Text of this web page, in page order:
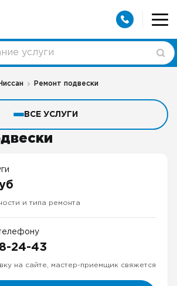
Ремонт подвески
ВСЕ УСЛУГИ
и типа ремонта
24-43
на сайте, мастер-приемщик свяжется